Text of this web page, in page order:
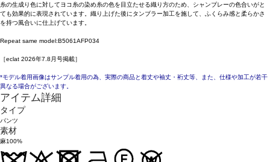
糸の生成り色に対してヨコ糸の染め糸の色を目立たせる織り方のため、シャンブレーの色合いがと
ても効果的に表現されています。織り上げた後にタンブラー加工を施して、ふくらみ感と柔らかさ
を持つ風合いに仕上げています。
Repeat same model:B5061AFP034
［eclat 2026年7.8月号掲載］
*モデル着用画像はサンプル着用の為、実際の商品と着丈や袖丈・裄丈等、また、仕様や加工が若干
異なる場合がございます。
アイテム詳細
タイプ
パンツ
素材
麻100%